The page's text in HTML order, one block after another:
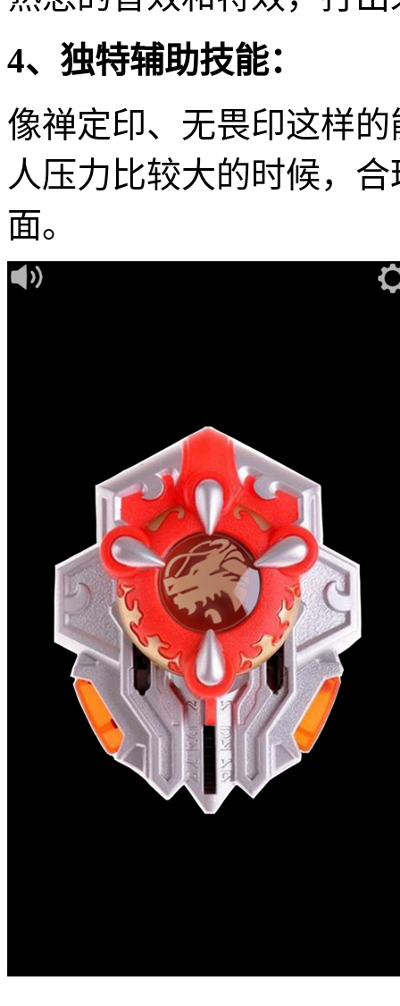
4、独特辅助技能：
像禅定印、无畏印这样
人压力比较大的时候，
面。